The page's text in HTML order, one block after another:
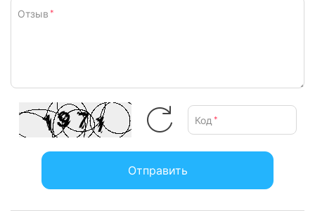
Отзыв *
Код *
Отправить